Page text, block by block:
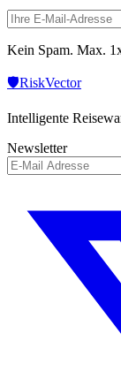
Kein Spam. Max.
🛡️RiskVector
Intelligente
Newsletter